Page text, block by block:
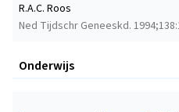
Ned Tijdschr Geneeskd.
R.A.C. Roos
Onderwijs